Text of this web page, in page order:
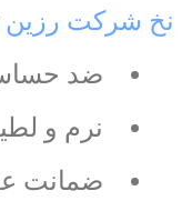
نخ شرکت رزین
ضد
نرم و
ضمانت